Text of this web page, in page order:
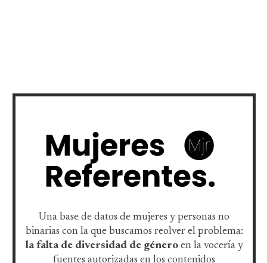
Una base de datos de mujeres y personas no
binarias con la que buscamos reolver el problema:
la falta de diversidad de género en la vocería y
fuentes autorizadas en los contenidos